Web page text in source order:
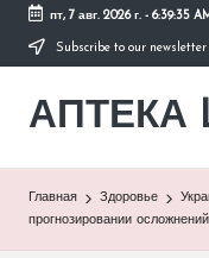
Перейти
содержимому
пт, 7 авг. 2026 г.- 6:39:35
Subscribe to our
АПТЕКА
сайт
Главная Здоровье
прогнозировании